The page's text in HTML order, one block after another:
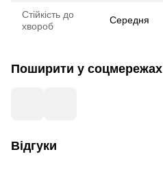
Стійкість до
хвороб
Середня
Поширити у соцмережах
Відгуки